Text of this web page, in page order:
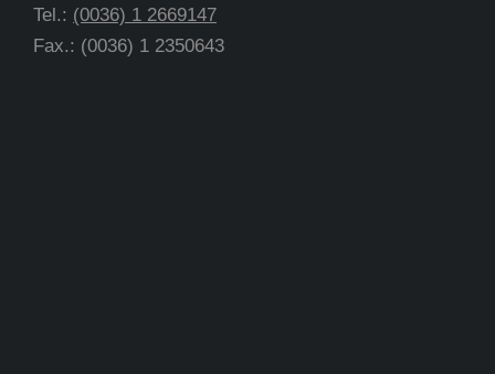
Tel.: (0036) 1 2669147
Fax.: (0036) 1 2350643